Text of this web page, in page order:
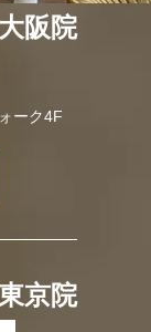
大阪院
ーク4F
東京院